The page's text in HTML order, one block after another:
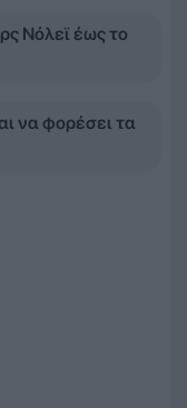
Νόλεϊ έως το
να φορέσει τα